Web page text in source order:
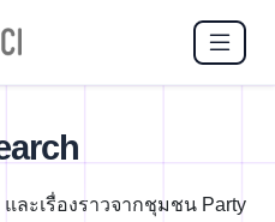
ละเรื่องราวจากชุมชน Party